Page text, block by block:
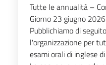
Tutte le annualità –
Giorno 23 giugno 2026
Pubblichiamo di
l'organizzazione per
esami orali di inglese